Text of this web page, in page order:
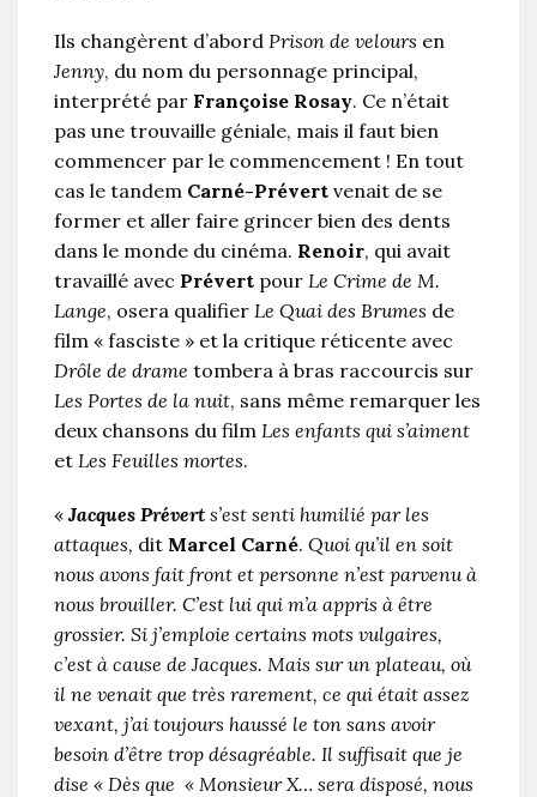
Ils changèrent d’abord Prison de velours en
Jenny, du nom du personnage principal,
interprété par Françoise Rosay. Ce n’était
pas une trouvaille géniale, mais il faut bien
commencer par le commencement ! En tout
cas le tandem Carné-Prévert venait de se
former et aller faire grincer bien des dents
dans le monde du cinéma. Renoir, qui avait
travaillé avec Prévert pour Le Crime de M.
Lange, osera qualifier Le Quai des Brumes de
film « fasciste » et la critique réticente avec
Drôle de drame tombera à bras raccourcis sur
Les Portes de la nuit, sans même remarquer les
deux chansons du film Les enfants qui s’aiment
et Les Feuilles mortes.
«Jacques Prévert s’est senti humilié par les
attaques, dit Marcel Carné. Quoi qu’il en soit
nous avons fait front et personne n’est parvenu à
nous brouiller. C’est lui qui m’a appris à être
grossier. Si j’emploie certains mots vulgaires,
c’est à cause de Jacques. Mais sur un plateau, où
il ne venait que très rarement, ce qui était assez
vexant, j’ai toujours haussé le ton sans avoir
besoin d’être trop désagréable. Il suffisait que je
dise « Dès que « Monsieur X… sera disposé, nous